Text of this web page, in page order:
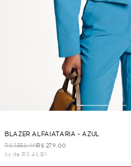
BLAZER ALFAIATARIA - AZUL
R$ 1.358,00R$ 279,00
6x de R$ 46,50